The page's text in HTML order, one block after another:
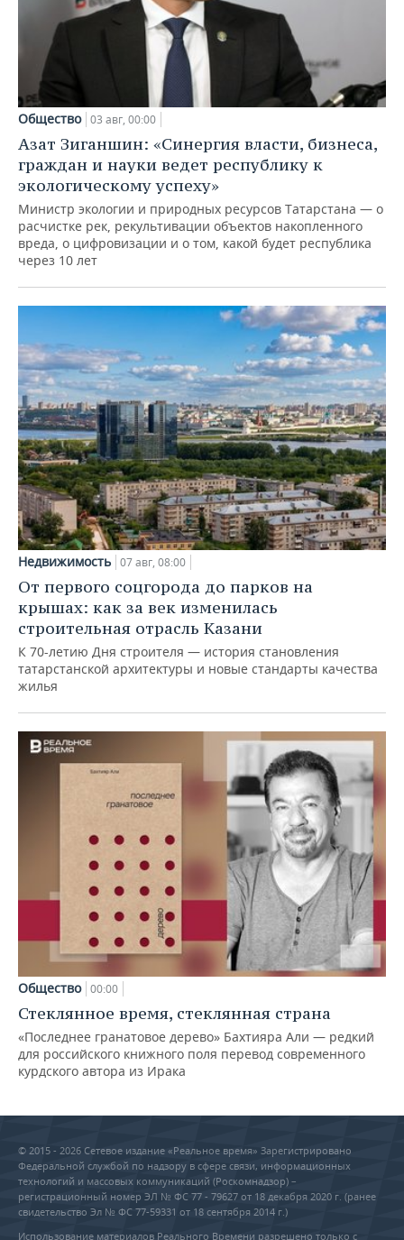
Общество 03 авг, 00:00
Азат Зиганшин: «Синергия власти, бизнеса,
граждан и науки ведет республику к
экологическому успеху»
Министр экологии и природных ресурсов Татарстана — о
расчистке рек, рекультивации объектов накопленного
вреда, о цифровизации и о том, какой будет республика
через 10 лет
Недвижимость 07 авг, 08:00
От первого соцгорода до парков на
крышах: как за век изменилась
строительная отрасль Казани
К 70-летию Дня строителя — история становления
татарстанской архитектуры и новые стандарты качества
жилья
Общество 00:00
Стеклянное время, стеклянная страна
«Последнее гранатовое дерево» Бахтияра Али — редкий
для российского книжного поля перевод современного
курдского автора из Ирака
© 2015 - 2026 Сетевое издание «Реальное время» Зарегистрировано
Федеральной службой по надзору в сфере связи, информационных
технологий и массовых коммуникаций (Роскомнадзор) –
регистрационный номер ЭЛ № ФС 77 - 79627 от 18 декабря 2020 г. (ранее
свидетельство Эл № ФС 77-59331 от 18 сентября 2014 г.)
Использование материалов Реального Времени разрешено только с